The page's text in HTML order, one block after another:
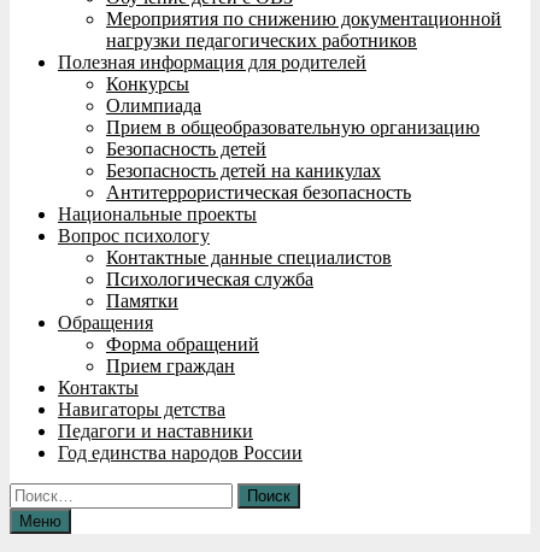
Мероприятия по снижению документационной
нагрузки педагогических работников
Полезная информация для родителей
Конкурсы
Олимпиада
Прием в общеобразовательную организацию
Безопасность детей
Безопасность детей на каникулах
Антитеррористическая безопасность
Национальные проекты
Вопрос психологу
Контактные данные специалистов
Психологическая служба
Памятки
Обращения
Форма обращений
Прием граждан
Контакты
Навигаторы детства
Педагоги и наставники
Год единства народов России
Найти:
Меню